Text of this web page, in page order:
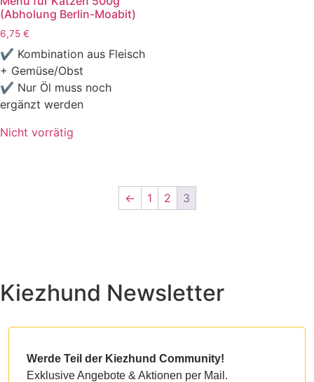
(Abholung Berlin-Moabit)
6,75 €
✔ Kombination aus Fleisch
+ Gemüse/Obst
✔ Nur Öl muss noch
ergänzt werden
Nicht vorrätig
← 1 2 3
Kiezhund Newsletter
Werde Teil der Kiezhund Community!
Exklusive Angebote & Aktionen per Mail.